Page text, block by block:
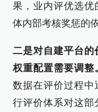
果，业内评优选优
体内部考核奖惩的
二是对自建平台的
权重配置需要调整
数据在评价过程中
行评价体系对这部